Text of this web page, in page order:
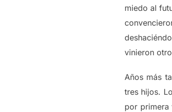
miedo al
vinieron
Años más
tres hijos.
por primera